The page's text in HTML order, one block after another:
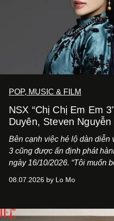
POP, MUSIC & FILM
NSX “Chị Chị Em Em
Duyên, Steven
Bên cạnh việc hé lộ dàn diễn
3 cũng được ấn định phát
ngày 16/10/2026. “Tôi muốn
Việt Nam”, NSX Will Vũ cho
08.07.2026 by Lo Mo